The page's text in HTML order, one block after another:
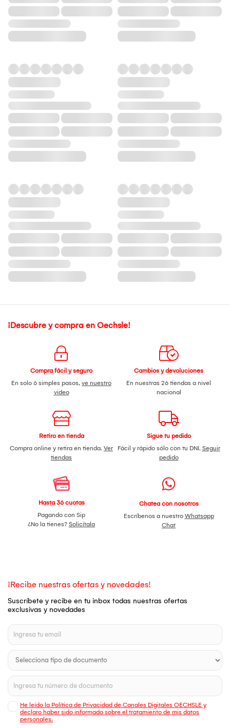
¡Descubre y compra en Oechsle!
Compra fácil y seguro
En solo 6 simples pasos, ve nuestro
video
Cambios y devoluciones
En nuestras 26 tiendas a nivel
nacional
Retiro en tienda
Compra online y retira en tienda. Ver
tiendas
Sigue tu pedido
Fácil y rápido sólo con tu DNI. Seguir
pedido
Hasta 36 cuotas
Pagando con Sip
¿No la tienes? Solicítala
Chatea con nosotros
Escríbenos a nuestro Whatsapp
Chat
¡Recibe nuestras ofertas y novedades!
Suscríbete y recibe en tu inbox todas nuestras ofertas
exclusivas y novedades
He leído la Política de Privacidad de Canales Digitales OECHSLE y
declaro haber sido informado sobre el tratamiento de mis datos
personales.